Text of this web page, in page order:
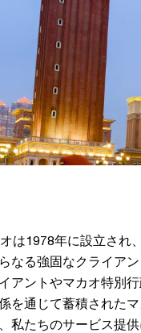
は1978年に設立され
なる強固なクライア
アントやマカオ特別
を通じて蓄積された
私たちのサービス提